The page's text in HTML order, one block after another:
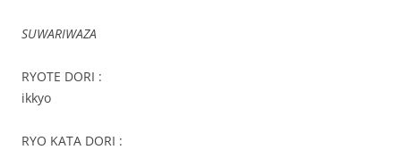
SUWARIWAZA
RYOTE DORI :
ikkyo
RYO KATA DORI :